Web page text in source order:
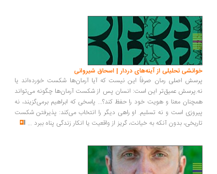
خوانشی تحلیلی از آینه‌های دردار | اسحاق شیروانی
پرسش اصلی رمان صرفاً این نیست که آیا آرمان‌ها شکست خورده‌اند یا
نه.پرسش عمیق‌تر این است: انسان پس از شکست آرمان‌ها چگونه می‌تواند
همچنان معنا و هویت خود را حفظ کند؟... پاسخی که ابراهیم برمی‌گزیند، نه
پیروزی است و نه تسلیم. او راهی دیگر را انتخاب می‌کند: پذیرفتن شکست
تاریخی، بدون آنکه به خیانت، گریز از واقعیت یا انکار زندگی پناه ببرد ...